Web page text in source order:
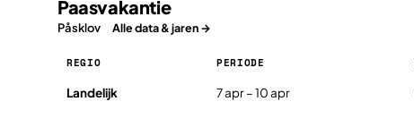
Paasvakantie
Påsklov Alle data & jaren →
Paasvakantie in Zweden 2026, per regio
REGIO PERIODE
Landelijk 7 apr – 10 apr